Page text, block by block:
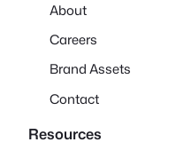
About
Careers
Brand Assets
Contact
Resources